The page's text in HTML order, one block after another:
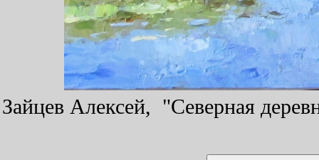
Зайцев Алексей, "Северная